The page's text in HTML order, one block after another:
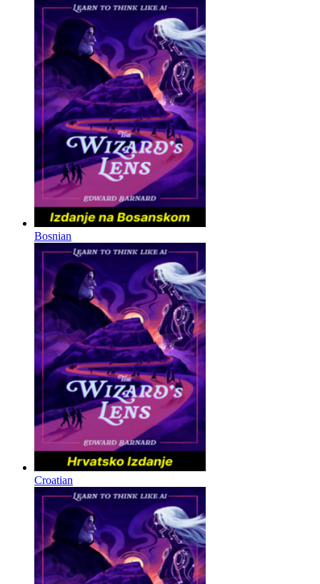
Bosnian
Croatian